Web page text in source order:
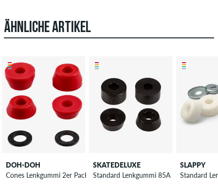
ÄHNLICHE ARTIKEL
DOH-DOH
Cones Lenkgummi 2er Pack 95A
SKATEDELUXE
Standard Lenkgummi 85A
SLAPPY
Standard